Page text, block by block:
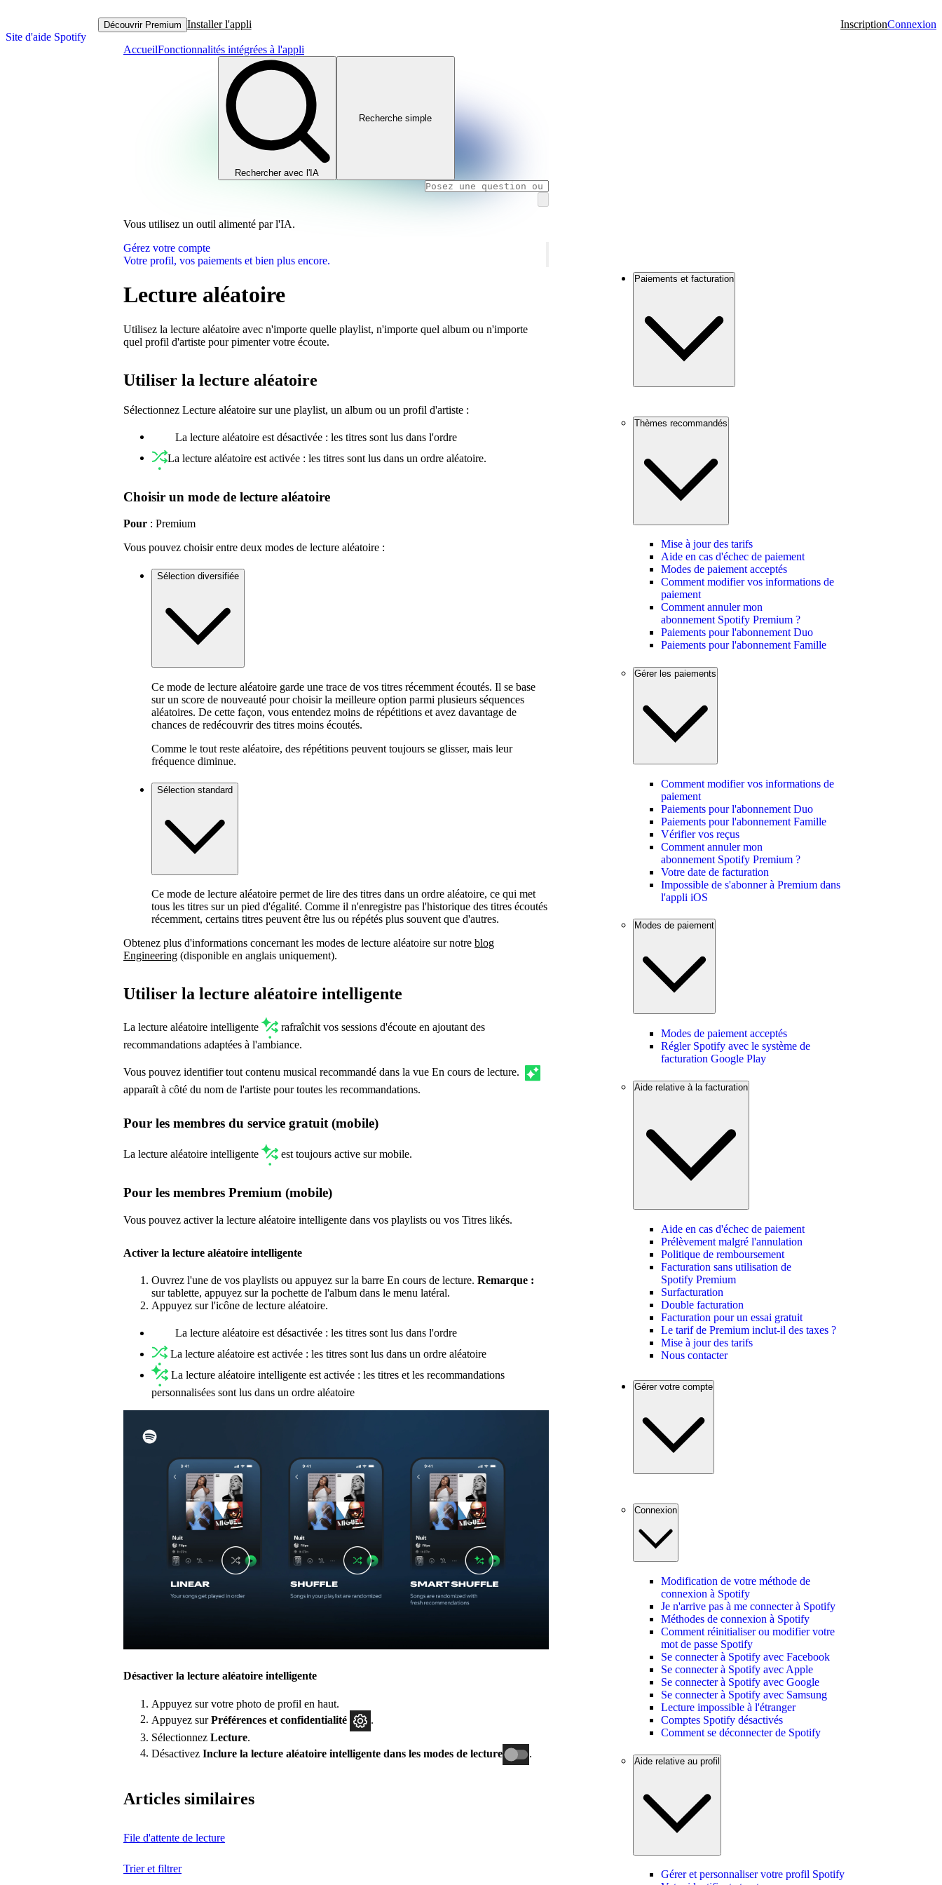
Site d'aide Spotify
Découvrir Premium Installer l'appli InscriptionConnexion
AccueilFonctionnalités intégrées à l'appli
Rechercher avec l'IA
Recherche simple
Vous utilisez un outil alimenté par l'IA.
Gérez votre compte
Votre profil, vos paiements et bien plus encore.
Lecture aléatoire
Utilisez la lecture aléatoire avec n'importe quelle playlist, n'importe quel album ou n'importe
quel profil d'artiste pour pimenter votre écoute.
Utiliser la lecture aléatoire
Sélectionnez Lecture aléatoire sur une playlist, un album ou un profil d'artiste :
La lecture aléatoire est désactivée : les titres sont lus dans l'ordre
La lecture aléatoire est activée : les titres sont lus dans un ordre aléatoire.
Choisir un mode de lecture aléatoire
Pour : Premium
Vous pouvez choisir entre deux modes de lecture aléatoire :
Sélection diversifiée
Ce mode de lecture aléatoire garde une trace de vos titres récemment écoutés. Il se base
sur un score de nouveauté pour choisir la meilleure option parmi plusieurs séquences
aléatoires. De cette façon, vous entendez moins de répétitions et avez davantage de
chances de redécouvrir des titres moins écoutés.
Comme le tout reste aléatoire, des répétitions peuvent toujours se glisser, mais leur
fréquence diminue.
Sélection standard
Ce mode de lecture aléatoire permet de lire des titres dans un ordre aléatoire, ce qui met
tous les titres sur un pied d'égalité. Comme il n'enregistre pas l'historique des titres écoutés
récemment, certains titres peuvent être lus ou répétés plus souvent que d'autres.
Obtenez plus d'informations concernant les modes de lecture aléatoire sur notre blog
Engineering (disponible en anglais uniquement).
Utiliser la lecture aléatoire intelligente
La lecture aléatoire intelligente
rafraîchit vos sessions d'écoute en ajoutant des
recommandations adaptées à l'ambiance.
Vous pouvez identifier tout contenu musical recommandé dans la vue En cours de lecture.
apparaît à côté du nom de l'artiste pour toutes les recommandations.
Pour les membres du service gratuit (mobile)
La lecture aléatoire intelligente est toujours active sur mobile.
Pour les membres Premium (mobile)
Vous pouvez activer la lecture aléatoire intelligente dans vos playlists ou vos Titres likés.
Activer la lecture aléatoire intelligente
Ouvrez l'une de vos playlists ou appuyez sur la barre En cours de lecture. Remarque :
sur tablette, appuyez sur la pochette de l'album dans le menu latéral.
Appuyez sur l'icône de lecture aléatoire.
La lecture aléatoire est désactivée : les titres sont lus dans l'ordre
La lecture aléatoire est activée : les titres sont lus dans un ordre aléatoire
La lecture aléatoire intelligente est activée : les titres et les recommandations
personnalisées sont lus dans un ordre aléatoire
Désactiver la lecture aléatoire intelligente
Appuyez sur votre photo de profil en haut.
Appuyez surPréférences et confidentialité
Sélectionnez Lecture.
Désactivez Inclure la lecture aléatoire intelligente dans les modes de lecture
Articles similaires
File d'attente de lecture
Trier et filtrer
Paiements et facturation
Thèmes recommandés
Mise à jour des tarifs
Aide en cas d'échec de paiement
Modes de paiement acceptés
Comment modifier vos informations de
paiement
Comment annuler mon
abonnement Spotify Premium ?
Paiements pour l'abonnement Duo
Paiements pour l'abonnement Famille
Gérer les paiements
Comment modifier vos informations de
paiement
Paiements pour l'abonnement Duo
Paiements pour l'abonnement Famille
Vérifier vos reçus
Comment annuler mon
abonnement Spotify Premium ?
Votre date de facturation
Impossible de s'abonner à Premium dans
l'appli iOS
Modes de paiement
Modes de paiement acceptés
Régler Spotify avec le système de
facturation Google Play
Aide relative à la facturation
Aide en cas d'échec de paiement
Prélèvement malgré l'annulation
Politique de remboursement
Facturation sans utilisation de
Spotify Premium
Surfacturation
Double facturation
Facturation pour un essai gratuit
Le tarif de Premium inclut-il des taxes ?
Mise à jour des tarifs
Nous contacter
Gérer votre compte
Connexion
Modification de votre méthode de
connexion à Spotify
Je n'arrive pas à me connecter à Spotify
Méthodes de connexion à Spotify
Comment réinitialiser ou modifier votre
mot de passe Spotify
Se connecter à Spotify avec Facebook
Se connecter à Spotify avec Apple
Se connecter à Spotify avec Google
Se connecter à Spotify avec Samsung
Lecture impossible à l'étranger
Comptes Spotify désactivés
Comment se déconnecter de Spotify
Aide relative au profil
Gérer et personnaliser votre profil Spotify